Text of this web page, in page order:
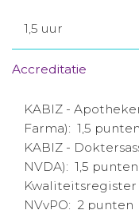
1,5 uur
Accreditatie
KABIZ -
Farma): 1,5 punten
KABIZ -
NVDA): 1,5 punten
Kwaliteitsregister
NVvPO: 2 punten